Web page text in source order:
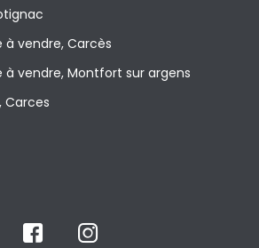
à vendre, Carcès
à vendre, Montfort sur argens
Carces